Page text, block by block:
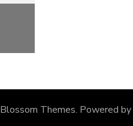
Blossom Themes. Powered by